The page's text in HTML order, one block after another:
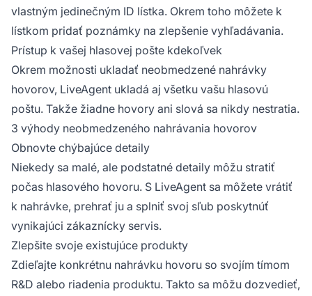
vlastným jedinečným ID lístka. Okrem toho môžete k
lístkom pridať poznámky na zlepšenie vyhľadávania.
Prístup k vašej hlasovej pošte kdekoľvek
Okrem možnosti ukladať neobmedzené nahrávky
hovorov, LiveAgent ukladá aj všetku vašu hlasovú
poštu. Takže žiadne hovory ani slová sa nikdy nestratia.
3 výhody neobmedzeného nahrávania hovorov
Obnovte chýbajúce detaily
Niekedy sa malé, ale podstatné detaily môžu stratiť
počas hlasového hovoru. S LiveAgent sa môžete vrátiť
k nahrávke, prehrať ju a splniť svoj sľub poskytnúť
vynikajúci zákaznícky servis.
Zlepšite svoje existujúce produkty
Zdieľajte konkrétnu nahrávku hovoru so svojím tímom
R&D alebo riadenia produktu. Takto sa môžu dozvedieť,